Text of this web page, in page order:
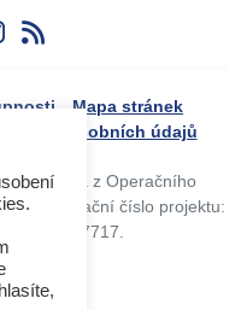
Mapa stránek
osobních údajů
z Operačního
Registrační číslo projektu:
0017717.